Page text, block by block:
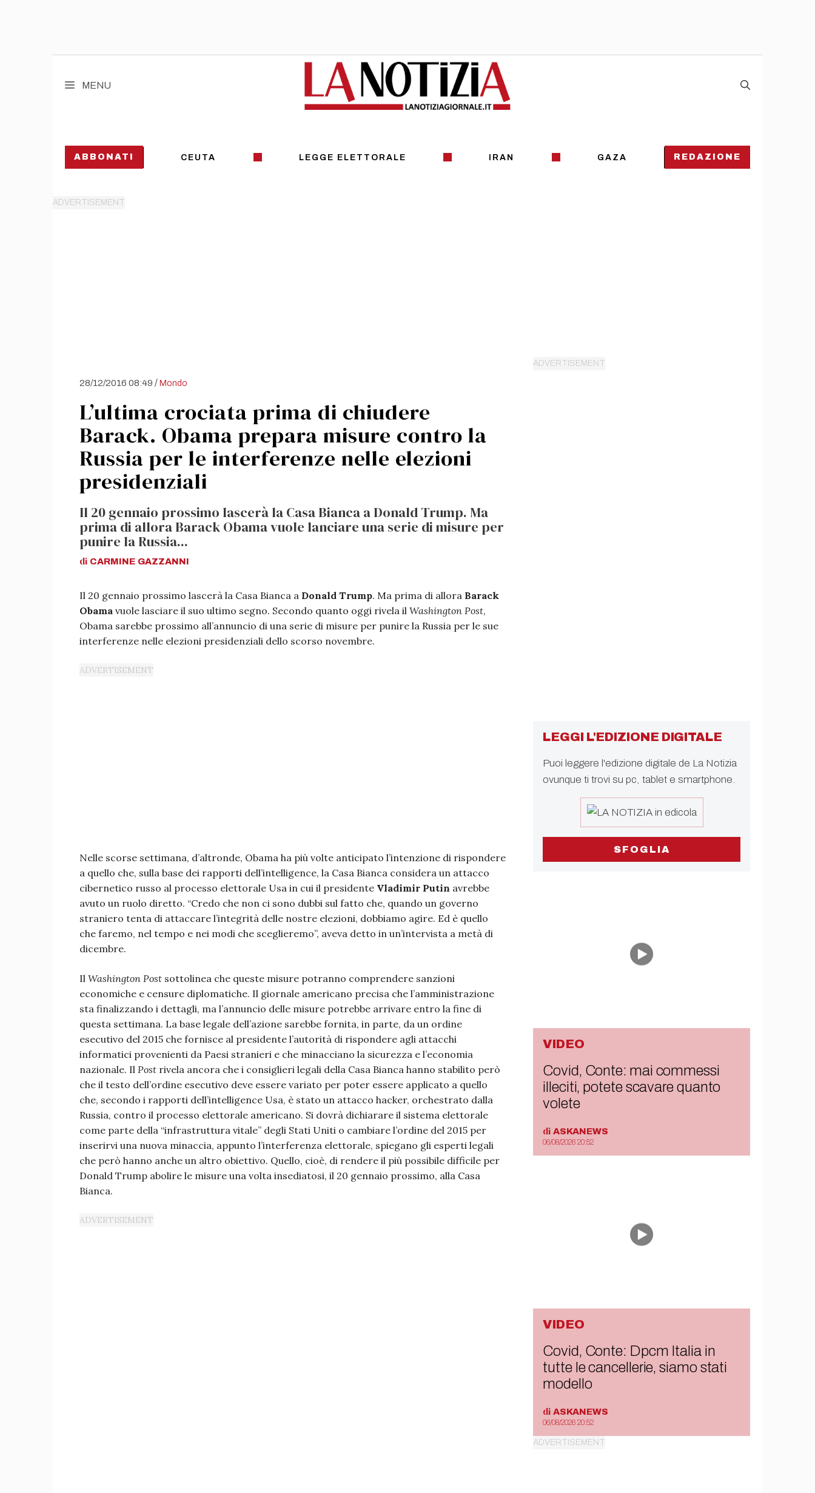
MENU
ABBONATI CEUTA LEGGE ELETTORALE IRAN GAZA REDAZIONE
28/12/2016 08:49 /Mondo
L’ultima crociata prima di chiudere
Barack. Obama prepara misure contro la
Russia per le interferenze nelle elezioni
presidenziali
Il 20 gennaio prossimo lascerà la Casa Bianca a Donald Trump. Ma
prima di allora Barack Obama vuole lanciare una serie di misure per
punire la Russia...
di CARMINE GAZZANNI
Il 20 gennaio prossimo lascerà la Casa Bianca a Donald Trump. Ma prima di allora Barack
Obama vuole lasciare il suo ultimo segno. Secondo quanto oggi rivela il Washington Post,
Obama sarebbe prossimo all’annuncio di una serie di misure per punire la Russia per le sue
interferenze nelle elezioni presidenziali dello scorso novembre.
Nelle scorse settimana, d’altronde, Obama ha più volte anticipato l’intenzione di rispondere
a quello che, sulla base dei rapporti dell’intelligence, la Casa Bianca considera un attacco
cibernetico russo al processo elettorale Usa in cui il presidente Vladimir Putin avrebbe
avuto un ruolo diretto. “Credo che non ci sono dubbi sul fatto che, quando un governo
straniero tenta di attaccare l’integrità delle nostre elezioni, dobbiamo agire. Ed è quello
che faremo, nel tempo e nei modi che sceglieremo”, aveva detto in un’intervista a metà di
dicembre.
Il Washington Post sottolinea che queste misure potranno comprendere sanzioni
economiche e censure diplomatiche. Il giornale americano precisa che l’amministrazione
sta finalizzando i dettagli, ma l’annuncio delle misure potrebbe arrivare entro la fine di
questa settimana. La base legale dell’azione sarebbe fornita, in parte, da un ordine
esecutivo del 2015 che fornisce al presidente l’autorità di rispondere agli attacchi
informatici provenienti da Paesi stranieri e che minacciano la sicurezza e l’economia
nazionale. Il Post rivela ancora che i consiglieri legali della Casa Bianca hanno stabilito però
che il testo dell’ordine esecutivo deve essere variato per poter essere applicato a quello
che, secondo i rapporti dell’intelligence Usa, è stato un attacco hacker, orchestrato dalla
Russia, contro il processo elettorale americano. Si dovrà dichiarare il sistema elettorale
come parte della “infrastruttura vitale” degli Stati Uniti o cambiare l’ordine del 2015 per
inserirvi una nuova minaccia, appunto l’interferenza elettorale, spiegano gli esperti legali
che però hanno anche un altro obiettivo. Quello, cioè, di rendere il più possibile difficile per
Donald Trump abolire le misure una volta insediatosi, il 20 gennaio prossimo, alla Casa
Bianca.
LEGGI L'EDIZIONE DIGITALE
Puoi leggere l'edizione digitale de La Notizia
ovunque ti trovi su pc, tablet e smartphone.
SFOGLIA
VIDEO
Covid, Conte: mai commessi
illeciti, potete scavare quanto
volete
di ASKANEWS
06/08/2026 20:52
VIDEO
Covid, Conte: Dpcm Italia in
tutte le cancellerie, siamo stati
modello
di ASKANEWS
06/08/2026 20:52